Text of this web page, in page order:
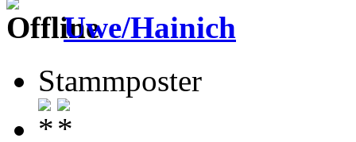
Uwe/Hainich
Stammposter